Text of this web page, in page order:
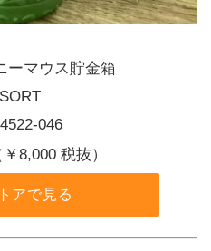
マウス貯金箱
046
8,000 税抜）
アで見る